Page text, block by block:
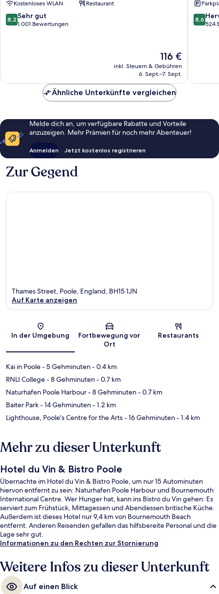
by
IHG
Poole
Kostenloses WLAN Restaurant
8.2
von
8,2 Sehr gut
1.001 Bewertungen
Der
Preis
beträgt
116 €
inkl. Steuern & Gebühren
6. Sept.–7. Sept.
8.6
von
8,6
524
Ähnliche Unterkünfte vergleichen
Melde dich an, um verfügbare Rabatte und Vorteile
anzuzeigen. Mehr Prämien für noch mehr Abenteuer!
Anmelden Jetzt kostenlos registrieren
Zur Gegend
Karte
Thames Street, Poole, England, BH15 1JN
Auf Karte anzeigen
In der Umgebung
Fortbewegung vor
Ort
Restaurants
Kai in Poole- 5 Gehminuten- 0.4 km
RNLI College- 8 Gehminuten- 0.7 km
Naturhafen Poole Harbour- 8 Gehminuten- 0.7 km
Baiter Park- 14 Gehminuten- 1.2 km
Lighthouse, Poole's Centre for the Arts- 16 Gehminuten- 1.4 km
Mehr zu dieser Unterkunft
Hotel du Vin & Bistro Poole
Übernachte im Hotel du Vin & Bistro Poole, um nur 15 Autominuten
hiervon entfernt zu sein: Naturhafen Poole Harbour und Bournemouth
International Centre. Wer Hunger hat, kann ins Bistro du Vin gehen: Es
serviert zum Frühstück, Mittagessen und Abendessen britische Küche.
Außerdem ist dieses Hotel nur 9,4 km von Bournemouth Beach
entfernt. Anderen Reisenden gefallen das hilfsbereite Personal und die
Lage sehr gut.
Informationen zu den Rechten zur Stornierung
Weitere Infos zu dieser Unterkunft
Auf einen Blick